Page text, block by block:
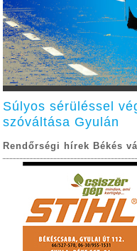
Súlyos sérüléssel
szóváltása Gyulán
Rendőrségi hírek Békés